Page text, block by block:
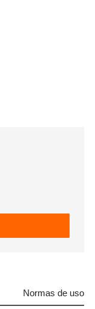
Normas de uso